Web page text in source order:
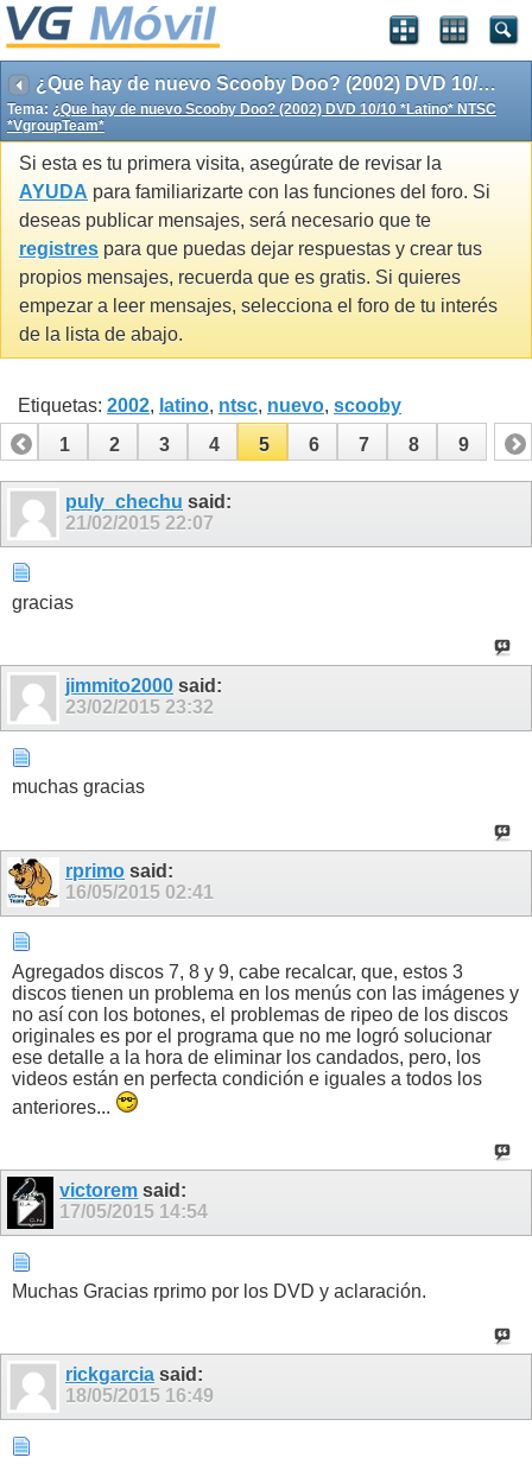
¿Que hay de nuevo Scooby Doo? (2002) DVD 10/10 *Latino* NTSC *VgroupTeam*
Tema: ¿Que hay de nuevo Scooby Doo? (2002) DVD 10/10 *Latino* NTSC
*VgroupTeam*
Si esta es tu primera visita, asegúrate de revisar la
AYUDA para familiarizarte con las funciones del foro. Si
deseas publicar mensajes, será necesario que te
registres para que puedas dejar respuestas y crear tus
propios mensajes, recuerda que es gratis. Si quieres
empezar a leer mensajes, selecciona el foro de tu interés
de la lista de abajo.
Etiquetas: 2002, latino, ntsc, nuevo, scooby
1
2 3 4 5 6 7 8 9
puly_chechu said:
21/02/2015 22:07
gracias
jimmito2000 said:
23/02/2015 23:32
muchas gracias
rprimo said:
16/05/2015 02:41
Agregados discos 7, 8 y 9, cabe recalcar, que, estos 3
discos tienen un problema en los menús con las imágenes y
no así con los botones, el problemas de ripeo de los discos
originales es por el programa que no me logró solucionar
ese detalle a la hora de eliminar los candados, pero, los
videos están en perfecta condición e iguales a todos los
anteriores...
victorem said:
17/05/2015 14:54
Muchas Gracias rprimo por los DVD y aclaración.
rickgarcia said:
18/05/2015 16:49